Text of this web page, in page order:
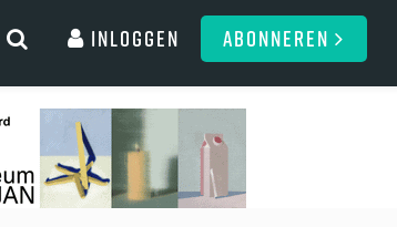
Inloggen ABONNEREN